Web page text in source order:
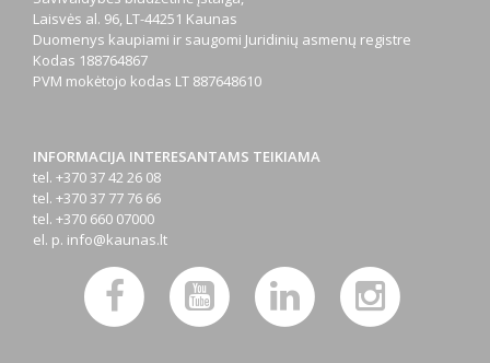
Laisvės al. 96, LT-44251 Kaunas
Duomenys kaupiami ir saugomi Juridinių asmenų registre
Kodas 188764867
PVM mokėtojo kodas LT 887648610
INFORMACIJA INTERESANTAMS TEIKIAMA
tel. +370 37 42 26 08
tel. +370 37 77 76 66
tel. +370 660 07000
el. p. info@kaunas.lt